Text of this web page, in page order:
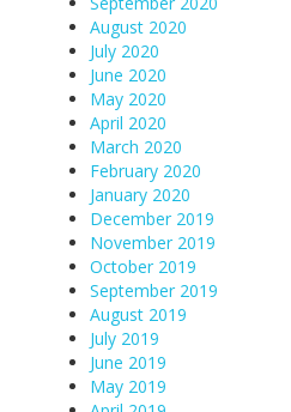
August 2020
July 2020
June 2020
May 2020
April 2020
March 2020
February 2020
January 2020
December 2019
November 2019
October 2019
September 2019
August 2019
July 2019
June 2019
May 2019